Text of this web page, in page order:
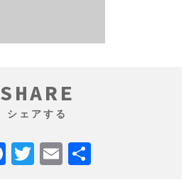
SHARE
シェアする
Facebook
TwitterEmail